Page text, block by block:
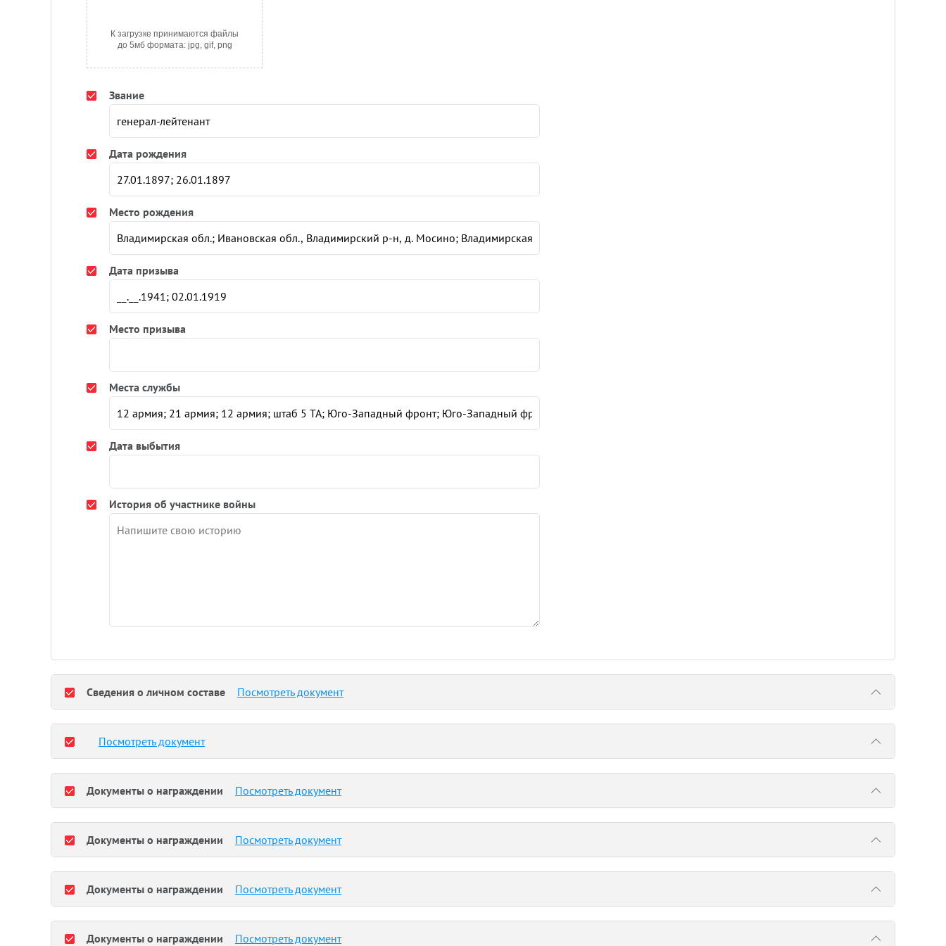
К загрузке принимаются файлы
до 5мб формата: jpg, gif, png
Звание
Дата рождения
Место рождения
Дата призыва
Место призыва
Места службы
Дата выбытия
История об участнике войны
Сведения о личном составе Посмотреть документ
Посмотреть документ
Документы о награждении Посмотреть документ
Документы о награждении Посмотреть документ
Документы о награждении Посмотреть документ
Документы о награждении Посмотреть документ